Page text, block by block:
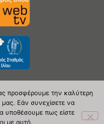
Ιλίου
προσφέρουμε την καλύτερη
μας. Εάν συνεχίσετε να
υποθέσουμε πως είστε
με αυτό.